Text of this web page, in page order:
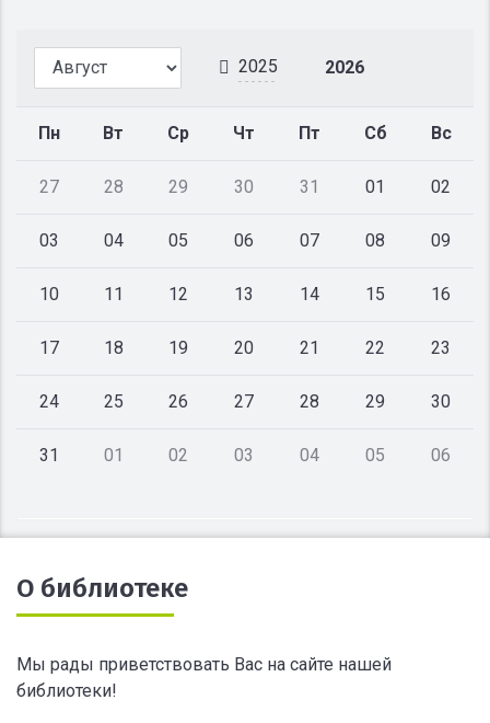
2025 2026
Пн Вт Ср Чт Пт Сб Вс
27 28 29 30 31 01 02
03 04 05 06 07 08 09
10 11 12 13 14 15 16
17 18 19 20 21 22 23
24 25 26 27 28 29 30
31 01 02 03 04 05 06
О библиотеке
Мы рады приветствовать Вас на сайте нашей
библиотеки!